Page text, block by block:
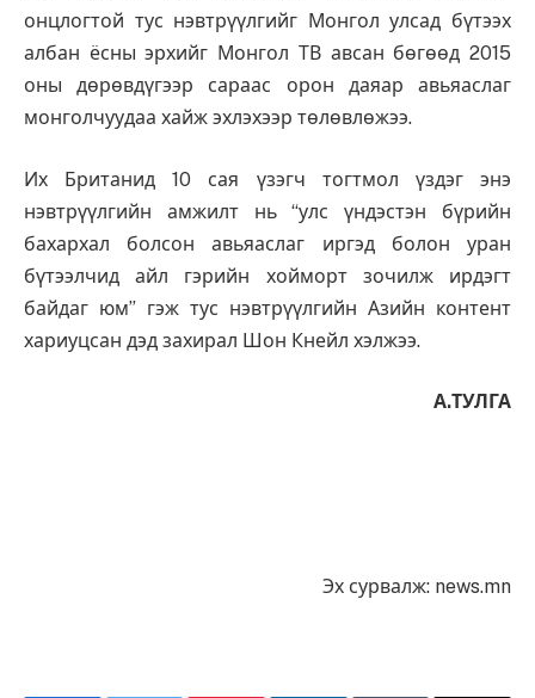
онцлогтой тус нэвтрүүлгийг Монгол улсад бүтээх
албан ёсны эрхийг Монгол ТВ авсан бөгөөд 2015
оны дөрөвдүгээр сараас орон даяар авьяаслаг
монголчуудаа хайж эхлэхээр төлөвлөжээ.
Их Британид 10 сая үзэгч тогтмол үздэг энэ
нэвтрүүлгийн амжилт нь “улс үндэстэн бүрийн
бахархал болсон авьяаслаг иргэд болон уран
бүтээлчид айл гэрийн хойморт зочилж ирдэгт
байдаг юм” гэж тус нэвтрүүлгийн Азийн контент
хариуцсан дэд захирал Шон Кнейл хэлжээ.
А.ТУЛГА
Эх сурвалж: news.mn